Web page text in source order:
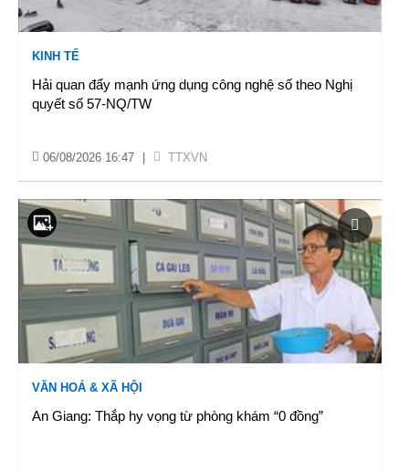
KINH TẾ
Hải quan đẩy mạnh ứng dụng công nghệ số theo Nghị
quyết số 57-NQ/TW
06/08/2026 16:47 TTXVN
VĂN HOÁ & XÃ HỘI
An Giang: Thắp hy vọng từ phòng khám “0 đồng”